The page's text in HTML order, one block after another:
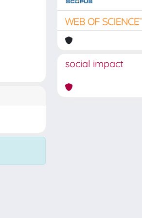
social impact